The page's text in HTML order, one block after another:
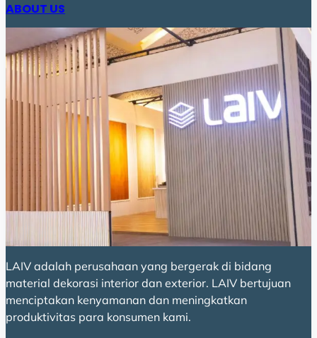
ABOUT US
LAIV adalah perusahaan yang bergerak di bidang
material dekorasi interior dan exterior. LAIV bertujuan
menciptakan kenyamanan dan meningkatkan
produktivitas para konsumen kami.